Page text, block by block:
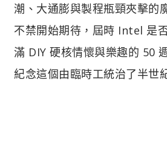
潮、大通膨與製程瓶頸夾擊的
不禁開始期待，屆時 Intel 是
滿 DIY 硬核情懷與樂趣的 50
紀念這個由臨時工統治了半世